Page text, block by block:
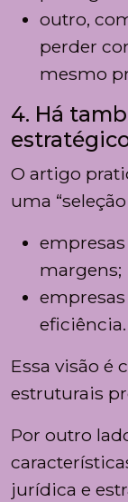
outro,
perder
mesmo
4. Há
O artigo
uma
margens;
eficiência.
Essa visão é
estruturais
Por outro
jurídica e